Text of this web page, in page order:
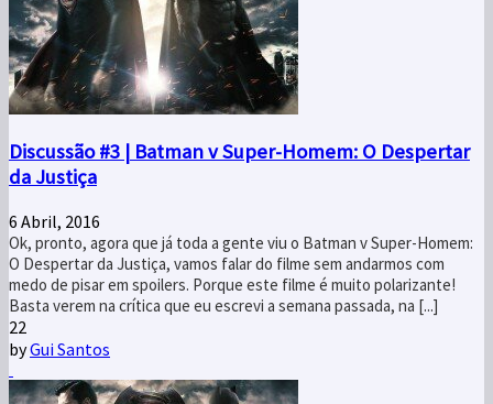
Discussão #3 | Batman v Super-Homem: O Despertar
da Justiça
6 Abril, 2016
Ok, pronto, agora que já toda a gente viu o Batman v Super-Homem:
O Despertar da Justiça, vamos falar do filme sem andarmos com
medo de pisar em spoilers. Porque este filme é muito polarizante!
Basta verem na crítica que eu escrevi a semana passada, na [...]
22
byGui Santos